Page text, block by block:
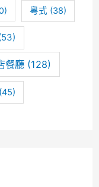
粵式 (38)
餐廳(128)
(45)